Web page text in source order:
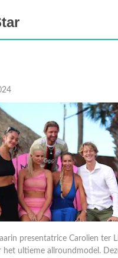
presentatrice Carolien ter
het ultieme allroundmodel.